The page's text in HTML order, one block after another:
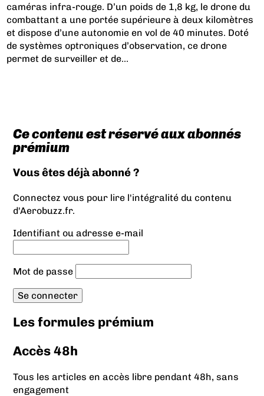
caméras infra-rouge. D’un poids de 1,8 kg, le drone du
combattant a une portée supérieure à deux kilomètres
et dispose d’une autonomie en vol de 40 minutes. Doté
de systèmes optroniques d’observation, ce drone
permet de surveiller et de...
Ce contenu est réservé aux abonnés
prémium
Vous êtes déjà abonné ?
Connectez vous pour lire l'intégralité du contenu
d'Aerobuzz.fr.
Identifiant ou adresse e-mail
Mot de passe
Les formules prémium
Accès 48h
Tous les articles en accès libre pendant 48h, sans
engagement